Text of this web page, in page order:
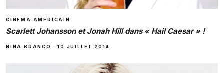
CINEMA AMÉRICAIN
Scarlett Johansson et Jonah Hill dans « Hail Caesar » !
NINA BRANCO ·10 JUILLET 2014